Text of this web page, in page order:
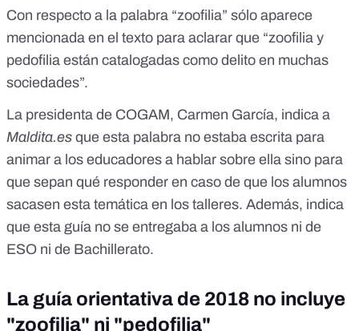
Con respecto a la palabra “zoofilia” sólo aparece
mencionada en el texto para aclarar que “zoofilia y
pedofilia están catalogadas como delito en muchas
sociedades”.
La presidenta de COGAM, Carmen García, indica a
Maldita.es que esta palabra no estaba escrita para
animar a los educadores a hablar sobre ella sino para
que sepan qué responder en caso de que los alumnos
sacasen esta temática en los talleres. Además, indica
que esta guía no se entregaba a los alumnos ni de
ESO ni de Bachillerato.
La guía orientativa de 2018 no incluye
"zoofilia" ni "pedofilia"